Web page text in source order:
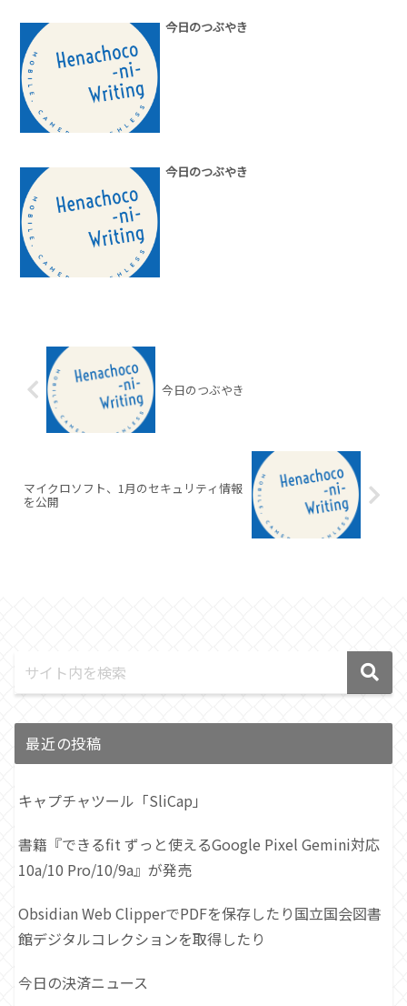
今日のつぶやき
今日のつぶやき
今日のつぶやき
マイクロソフト、1月のセキュリティ情報
を公開
最近の投稿
キャプチャツール「SliCap」
書籍『できるfit ずっと使えるGoogle Pixel Gemini対応
10a/10 Pro/10/9a』が発売
Obsidian Web ClipperでPDFを保存したり国立国会図書
館デジタルコレクションを取得したり
今日の決済ニュース